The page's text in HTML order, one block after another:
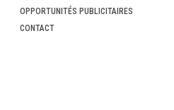
OPPORTUNITÉS PUBLICITAIRES
CONTACT